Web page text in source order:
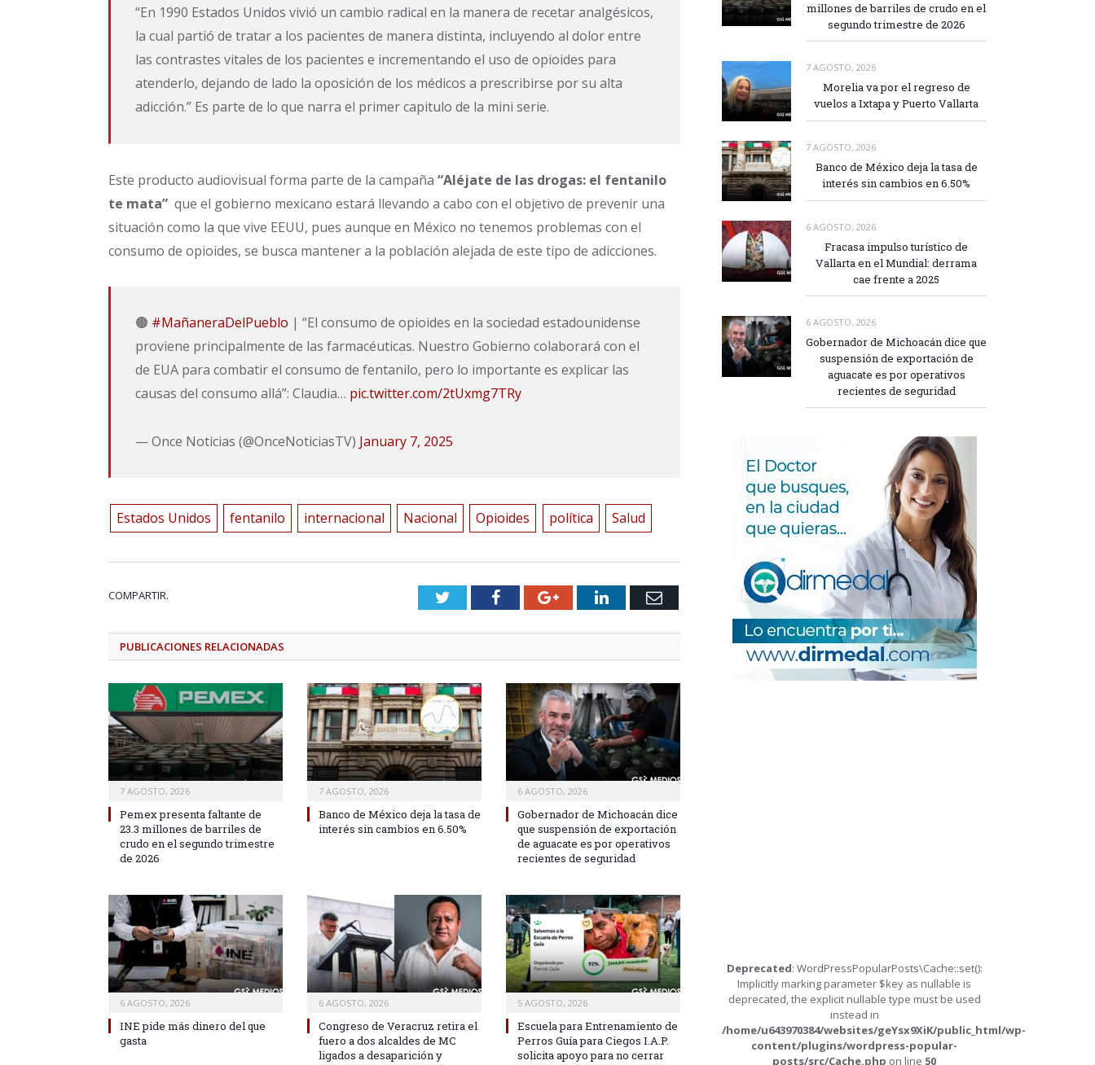
“En 1990 Estados Unidos vivió un cambio radical en la manera de recetar analgésicos,
la cual partió de tratar a los pacientes de manera distinta, incluyendo al dolor entre
las contrastes vitales de los pacientes e incrementando el uso de opioides para
atenderlo, dejando de lado la oposición de los médicos a prescribirse por su alta
adicción.” Es parte de lo que narra el primer capitulo de la mini serie.
Este producto audiovisual forma parte de la campaña “Aléjate de las drogas: el fentanilo
te mata” que el gobierno mexicano estará llevando a cabo con el objetivo de prevenir una
situación como la que vive EEUU, pues aunque en México no tenemos problemas con el
consumo de opioides, se busca mantener a la población alejada de este tipo de adicciones.
🟤 #MañaneraDelPueblo | “El consumo de opioides en la sociedad estadounidense
proviene principalmente de las farmacéuticas. Nuestro Gobierno colaborará con el
de EUA para combatir el consumo de fentanilo, pero lo importante es explicar las
causas del consumo allá”: Claudia… pic.twitter.com/2tUxmg7TRy
— Once Noticias (@OnceNoticiasTV) January 7, 2025
Estados Unidos fentanilo internacional Nacional Opioides política Salud
COMPARTIR. TwitterFacebookGoogle+LinkedInEmail
PUBLICACIONES RELACIONADAS
7 AGOSTO, 2026
Pemex presenta faltante de
23.3 millones de barriles de
crudo en el segundo trimestre
de 2026
7 AGOSTO, 2026
Banco de México deja la tasa de
interés sin cambios en 6.50%
6 AGOSTO, 2026
Gobernador de Michoacán dice
que suspensión de exportación
de aguacate es por operativos
recientes de seguridad
6 AGOSTO, 2026
INE pide más dinero del que
gasta
6 AGOSTO, 2026
Congreso de Veracruz retira el
fuero a dos alcaldes de MC
ligados a desaparición y
5 AGOSTO, 2026
Escuela para Entrenamiento de
Perros Guía para Ciegos I.A.P.
solicita apoyo para no cerrar
millones de barriles de crudo en el
segundo trimestre de 2026
7 AGOSTO, 2026
Morelia va por el regreso de
vuelos a Ixtapa y Puerto Vallarta
7 AGOSTO, 2026
Banco de México deja la tasa de
interés sin cambios en 6.50%
6 AGOSTO, 2026
Fracasa impulso turístico de
Vallarta en el Mundial: derrama
cae frente a 2025
6 AGOSTO, 2026
Gobernador de Michoacán dice que
suspensión de exportación de
aguacate es por operativos
recientes de seguridad
Deprecated: WordPressPopularPosts\Cache::set():
Implicitly marking parameter $key as nullable is
deprecated, the explicit nullable type must be used
instead in
/home/u643970384/websites/geYsx9XiK/public_html/wp-
content/plugins/wordpress-popular-
posts/src/Cache.php on line 50